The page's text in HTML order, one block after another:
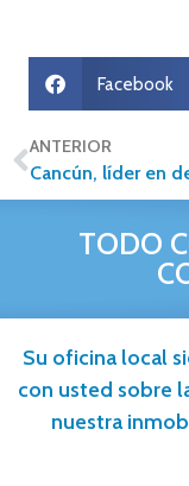
Facebook
ANTERIOR
TODO
Su oficina local
con usted sobre
nuestra